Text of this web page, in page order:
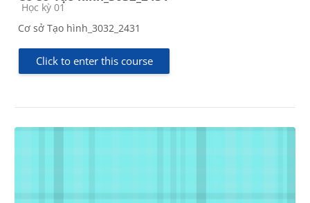
Course category
Học kỳ 01
Cơ sở Tạo hình_3032_2431
Click to enter this course